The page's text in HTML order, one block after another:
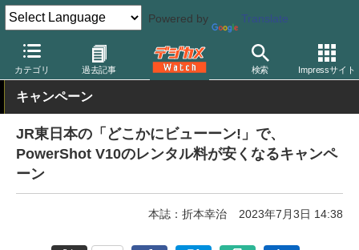
Powered by Translate
カテゴリ 過去記事 検索 Impressサイト
デジカメ Watch カメラ レンズ一体型（コンパクト）カメラ キ
キャンペーン
JR東日本の「どこかにビューーン!」で、
PowerShot V10のレンタル料が安くなるキャンペ
ーン
本誌：折本幸治 2023年7月3日 14:38